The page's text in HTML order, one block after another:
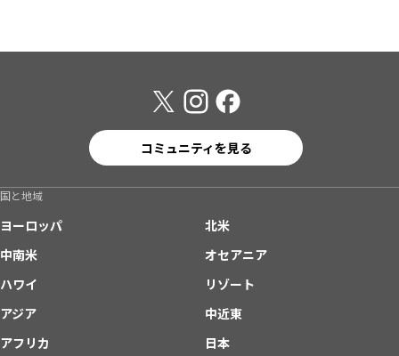
コミュニティを見る
国と地域
ヨーロッパ
北米
中南米
オセアニア
ハワイ
リゾート
アジア
中近東
アフリカ
日本